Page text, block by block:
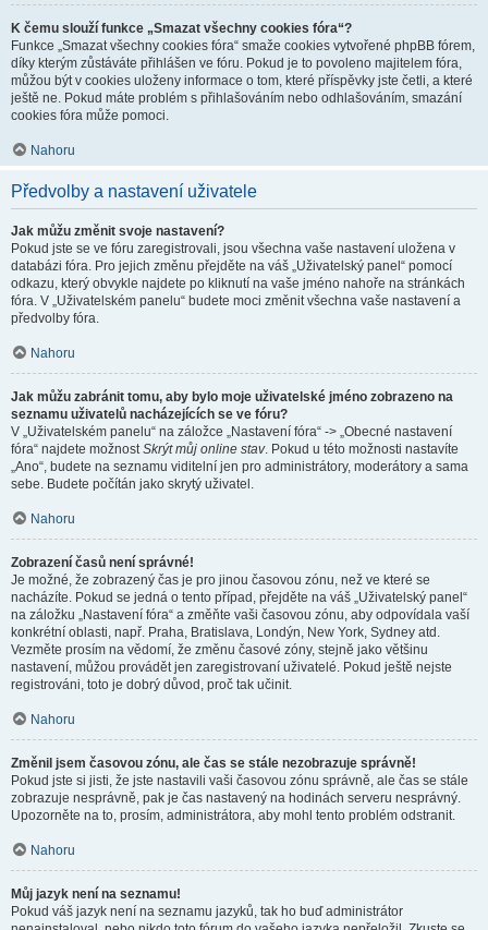
K čemu slouží funkce „Smazat všechny cookies fóra“?
Funkce „Smazat všechny cookies fóra“ smaže cookies vytvořené phpBB fórem,
díky kterým zůstáváte přihlášen ve fóru. Pokud je to povoleno majitelem fóra,
můžou být v cookies uloženy informace o tom, které příspěvky jste četli, a které
ještě ne. Pokud máte problém s přihlašováním nebo odhlašováním, smazání
cookies fóra může pomoci.
Nahoru
Předvolby a nastavení uživatele
Jak můžu změnit svoje nastavení?
Pokud jste se ve fóru zaregistrovali, jsou všechna vaše nastavení uložena v
databázi fóra. Pro jejich změnu přejděte na váš „Uživatelský panel“ pomocí
odkazu, který obvykle najdete po kliknutí na vaše jméno nahoře na stránkách
fóra. V „Uživatelském panelu“ budete moci změnit všechna vaše nastavení a
předvolby fóra.
Nahoru
Jak můžu zabránit tomu, aby bylo moje uživatelské jméno zobrazeno na
seznamu uživatelů nacházejících se ve fóru?
V „Uživatelském panelu“ na záložce „Nastavení fóra“ -> „Obecné nastavení
fóra“ najdete možnostSkrýt můj online stav. Pokud u této možnosti nastavíte
„Ano“, budete na seznamu viditelní jen pro administrátory, moderátory a sama
sebe. Budete počítán jako skrytý uživatel.
Nahoru
Zobrazení časů není správné!
Je možné, že zobrazený čas je pro jinou časovou zónu, než ve které se
nacházíte. Pokud se jedná o tento případ, přejděte na váš „Uživatelský panel“
na záložku „Nastavení fóra“ a změňte vaši časovou zónu, aby odpovídala vaší
konkrétní oblasti, např. Praha, Bratislava, Londýn, New York, Sydney atd.
Vezměte prosím na vědomí, že změnu časové zóny, stejně jako většinu
nastavení, můžou provádět jen zaregistrovaní uživatelé. Pokud ještě nejste
registrováni, toto je dobrý důvod, proč tak učinit.
Nahoru
Změnil jsem časovou zónu, ale čas se stále nezobrazuje správně!
Pokud jste si jisti, že jste nastavili vaši časovou zónu správně, ale čas se stále
zobrazuje nesprávně, pak je čas nastavený na hodinách serveru nesprávný.
Upozorněte na to, prosím, administrátora, aby mohl tento problém odstranit.
Nahoru
Můj jazyk není na seznamu!
Pokud váš jazyk není na seznamu jazyků, tak ho buď administrátor